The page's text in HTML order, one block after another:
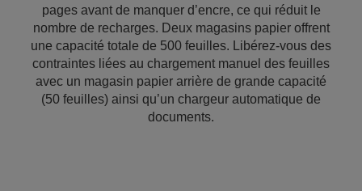
pages avant de manquer d’encre, ce qui réduit le
nombre de recharges. Deux magasins papier offrent
une capacité totale de 500 feuilles. Libérez-vous des
contraintes liées au chargement manuel des feuilles
avec un magasin papier arrière de grande capacité
(50 feuilles) ainsi qu’un chargeur automatique de
documents.